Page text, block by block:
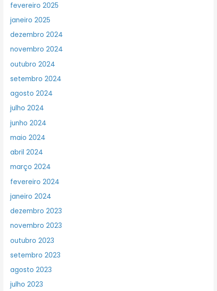
fevereiro 2025
janeiro 2025
dezembro 2024
novembro 2024
outubro 2024
setembro 2024
agosto 2024
julho 2024
junho 2024
maio 2024
abril 2024
março 2024
fevereiro 2024
janeiro 2024
dezembro 2023
novembro 2023
outubro 2023
setembro 2023
agosto 2023
julho 2023